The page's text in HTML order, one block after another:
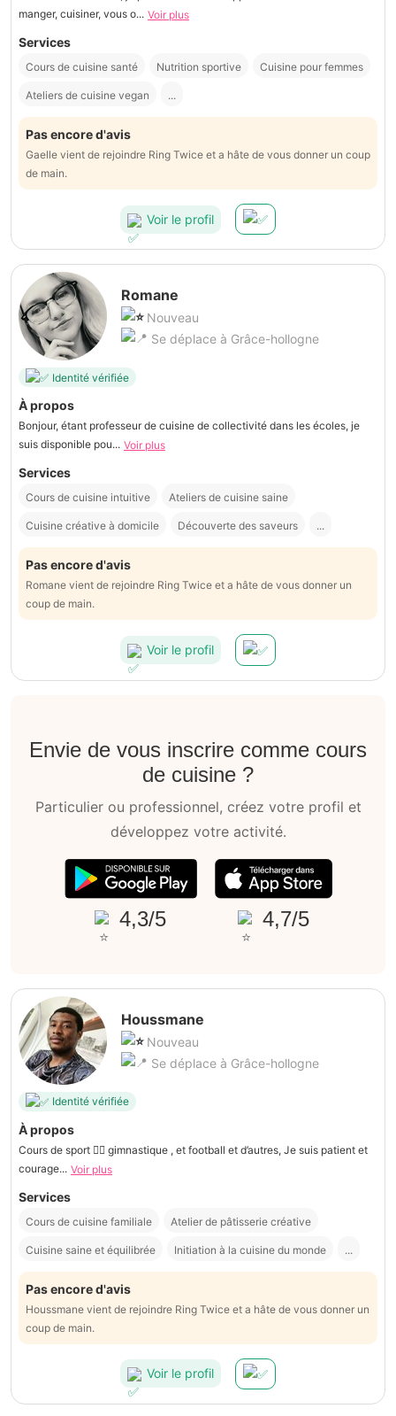
manger, cuisiner, vous o... Voir plus
Services
Cours de cuisine santé Nutrition sportive Cuisine pour femmes
Ateliers de cuisine vegan ...
Pas encore d'avis
Gaelle vient de rejoindre Ring Twice et a hâte de vous donner un coup
de main.
Voir le profil
Romane
Nouveau
Se déplace à Grâce-hollogne
Identité vérifiée
À propos
Bonjour, étant professeur de cuisine de collectivité dans les écoles, je
suis disponible pou... Voir plus
Services
Cours de cuisine intuitive Ateliers de cuisine saine
Cuisine créative à domicile Découverte des saveurs ...
Pas encore d'avis
Romane vient de rejoindre Ring Twice et a hâte de vous donner un
coup de main.
Voir le profil
Envie de vous inscrire comme cours
de cuisine ?
Particulier ou professionnel, créez votre profil et
développez votre activité.
4,3/5 4,7/5
Houssmane
Nouveau
Se déplace à Grâce-hollogne
Identité vérifiée
À propos
Cours de sport 🏋️‍♀️ gimnastique , et football et d’autres, Je suis patient et
courage... Voir plus
Services
Cours de cuisine familiale Atelier de pâtisserie créative
Cuisine saine et équilibrée Initiation à la cuisine du monde ...
Pas encore d'avis
Houssmane vient de rejoindre Ring Twice et a hâte de vous donner un
coup de main.
Voir le profil